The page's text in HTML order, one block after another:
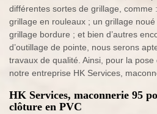
différentes sortes de grillage, comme
grillage en rouleaux ; un grillage
grillage bordure ; et bien d’autres
d’outillage de pointe, nous serons
travaux de qualité. Ainsi, pour la
notre entreprise HK Services,
HK Services, maconnerie 95
clôture en PVC